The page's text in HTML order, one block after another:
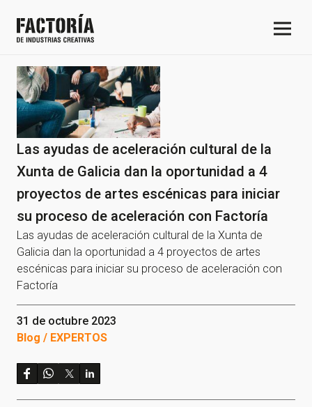
Las ayudas de aceleración cultural de la
Xunta de Galicia dan la oportunidad a 4
proyectos de artes escénicas para iniciar
su proceso de aceleración con Factoría
Las ayudas de aceleración cultural de la Xunta de
Galicia dan la oportunidad a 4 proyectos de artes
escénicas para iniciar su proceso de aceleración con
Factoría
31 de octubre 2023
Blog / EXPERTOS